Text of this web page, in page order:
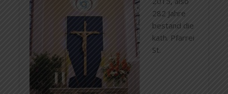
282 Jahre
bestand die
kath. Pfarrei
St.